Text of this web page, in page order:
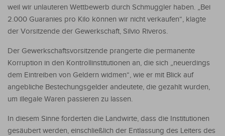
weil wir unlauteren Wettbewerb durch Schmuggler haben. „Bei
2.000 Guaranies pro Kilo können wir nicht verkaufen“, klagte
der Vorsitzende der Gewerkschaft, Silvio Riveros.
Der Gewerkschaftsvorsitzende prangerte die permanente
Korruption in den Kontrollinstitutionen an, die sich „neuerdings
dem Eintreiben von Geldern widmen“, wie er mit Blick auf
angebliche Bestechungsgelder andeutete, die gezahlt wurden,
um illegale Waren passieren zu lassen.
In diesem Sinne forderten die Landwirte, dass die Institutionen
gesäubert werden, einschließlich der Entlassung des Leiters des